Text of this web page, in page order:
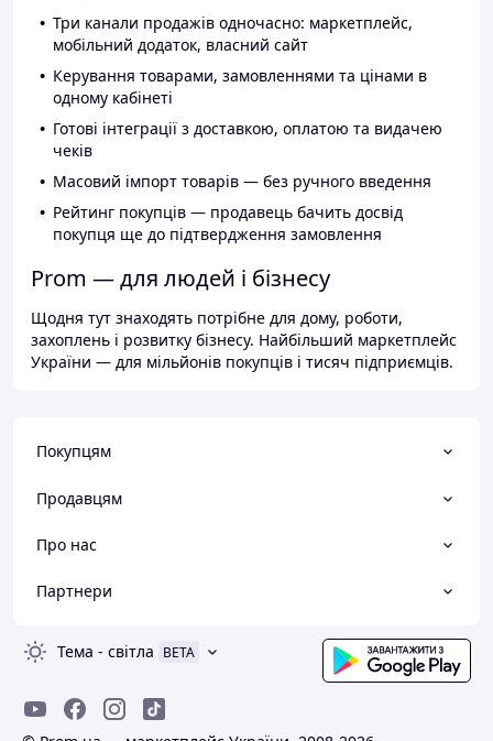
Три канали продажів одночасно: маркетплейс,
мобільний додаток, власний сайт
Керування товарами, замовленнями та цінами в
одному кабінеті
Готові інтеграції з доставкою, оплатою та видачею
чеків
Масовий імпорт товарів — без ручного введення
Рейтинг покупців — продавець бачить досвід
покупця ще до підтвердження замовлення
Prom — для людей і бізнесу
Щодня тут знаходять потрібне для дому, роботи,
захоплень і розвитку бізнесу. Найбільший маркетплейс
України — для мільйонів покупців і тисяч підприємців.
Покупцям
Продавцям
Про нас
Партнери
Тема - світла BETA